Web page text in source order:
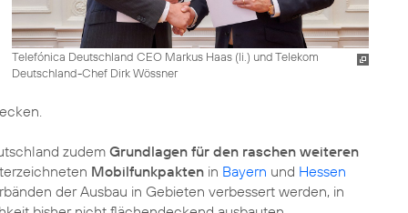
Telefónica Deutschland CEO Markus Haas (li.) und Telekom
Deutschland-Chef Dirk Wössner
zudem Grundlagen für den raschen weiteren
Mobilfunkpakten in Bayern und Hessen
der Ausbau in Gebieten verbessert werden, in